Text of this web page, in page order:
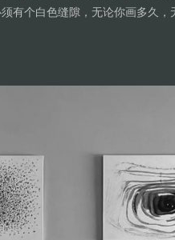
有个白色缝隙，无论你画多久